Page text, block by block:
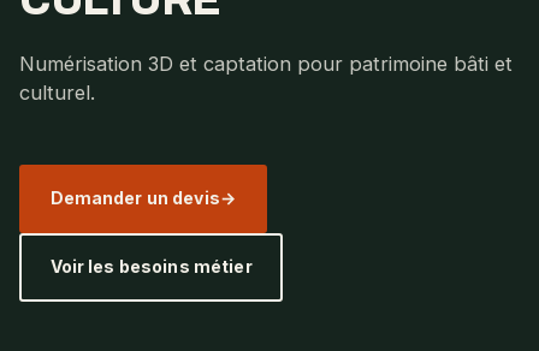
Numérisation 3D et captation pour patrimoine bâti et
culturel.
Demander un devis
Voir les besoins métier